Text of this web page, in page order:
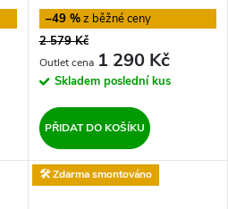
–49 %
2 579 Kč
1 290 Kč
Skladem poslední kus
PŘIDAT DO KOŠÍKU
🛠️ Zdarma smontováno